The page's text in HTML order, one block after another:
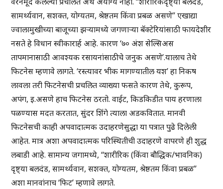
सामर्थ्यवान, सशक्त, योग्यतम, श्रेष्ठतम किंवा प्रबळ असणे” एखाद्या
ज्वालामुखीच्या बाजूच्या झऱ्यामध्ये जगणाऱ्या बॅक्टेरियांसाठी फायदेशीर
नसते हे विधान स्वीकारार्ह आहे. कारण ‘७० अंश सेल्सिअस
तापमानासाठी आवश्यक रसायनांसाठीचे जनुक असणे’.यालाच तेथे
फिटनेस म्हणावे लागते. ‘रस्त्यावर भीक मागण्यातील यश’ हा निकष
लावला तरी फिटनेसची प्रचलित व्याख्या फसते कारण तेथे, कुरूप,
अपंग, इ.असणे हाच फिटनेस ठरतो. वाईट, किडकिडीत पाय हरणाला
पळण्यास मदत करतात, सुंदर शिंगे त्याला अडकवितात. मानवी
फिटनेसची काही अपवादात्मक उदाहरणेसुद्धा या पत्रात पुढे दिलेली
आहेत. मात्र अशा अपवादात्मक परिस्थितीची उदाहरणे वापरणे ही शुद्ध
लबाडी आहे. सामान्य जगामध्ये, “शारीरिक (किंवा बौद्धिक/भावनिक)
दृष्ट्या बलदंड, सामर्थ्यवान, सशक्त, योग्यतम, श्रेष्ठतम किंवा प्रबळ”
अशा मानवांनाच ‘फिट’ म्हणावे लागते.